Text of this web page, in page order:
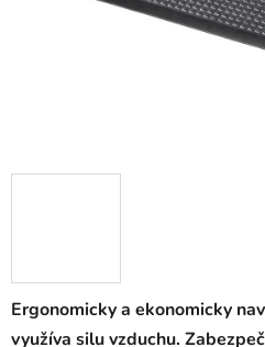
Ergonomicky a ekonomicky
využíva silu vzduchu.